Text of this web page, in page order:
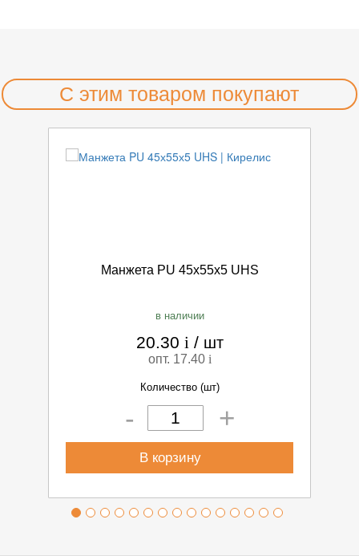
С этим товаром покупают
Манжета PU 45х55х5 UHS
в наличии
20.30 i / шт
опт. 17.40 i
Количество (шт)
- +
В корзину